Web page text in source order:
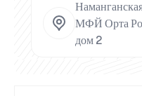
МФЙ Орта
дом 2